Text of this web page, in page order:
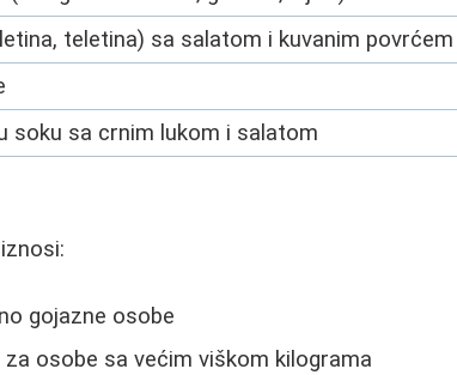
teletina) sa salatom i kuvanim povrćem
soku sa crnim lukom i salatom
gojazne osobe
osobe sa većim viškom kilograma